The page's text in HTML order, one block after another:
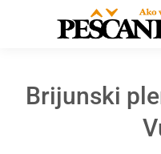
Brijunski